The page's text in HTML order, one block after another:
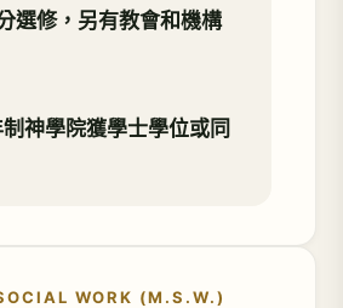
選修，另有教會和機構
神學院獲學士學位或同
WORK (M.S.W.)